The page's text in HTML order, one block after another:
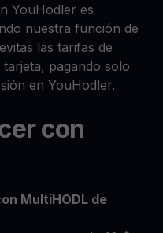
YouHodler es
nuestra función de
las tarifas de
pagando solo
en YouHodler.
con
MultiHODL de